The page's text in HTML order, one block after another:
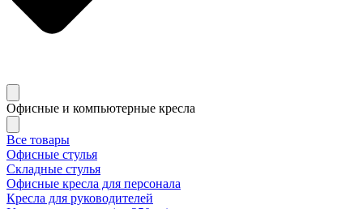
Офисные и компьютерные кресла
Все товары
Офисные стулья
Складные стулья
Офисные кресла для персонала
Кресла для руководителей